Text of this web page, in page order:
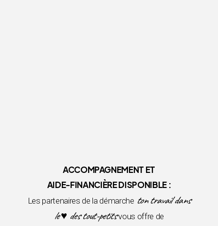
ACCOMPAGNEMENT ET
AIDE-FINANCIÈRE DISPONIBLE :
Les partenaires de la démarche ton travail dans
le ♥ des tout-petitsvous offre de